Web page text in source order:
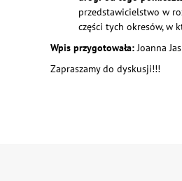
przedstawicielstwo w
części tych okresów, w
Wpis przygotowała:Joanna
Zapraszamy do dyskusji!!!